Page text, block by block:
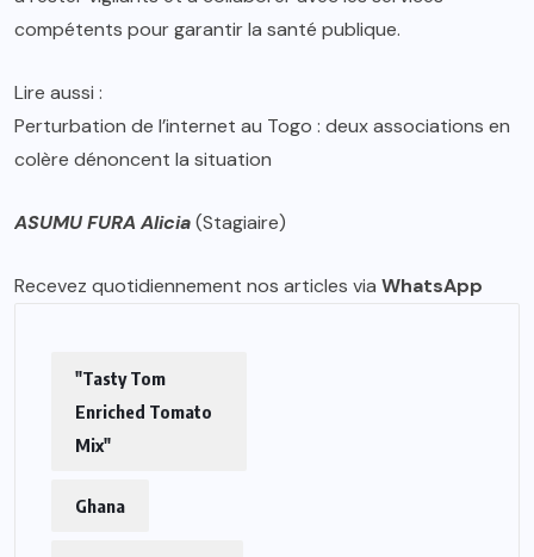
compétents pour garantir la santé publique.
Lire aussi :
Perturbation de l’internet au Togo : deux associations en
colère dénoncent la situation
ASUMU FURA Alicia(Stagiaire)
Recevez quotidiennement nos articles via WhatsApp
"Tasty Tom
Enriched Tomato
Mix"
Ghana